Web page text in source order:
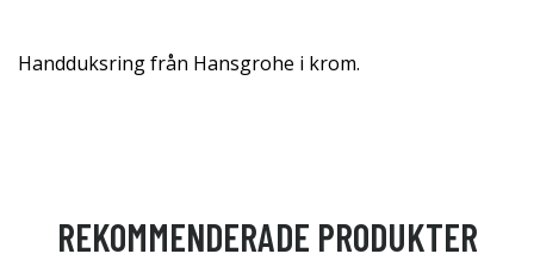
Handduksring från Hansgrohe i krom.
REKOMMENDERADE PRODUKTER